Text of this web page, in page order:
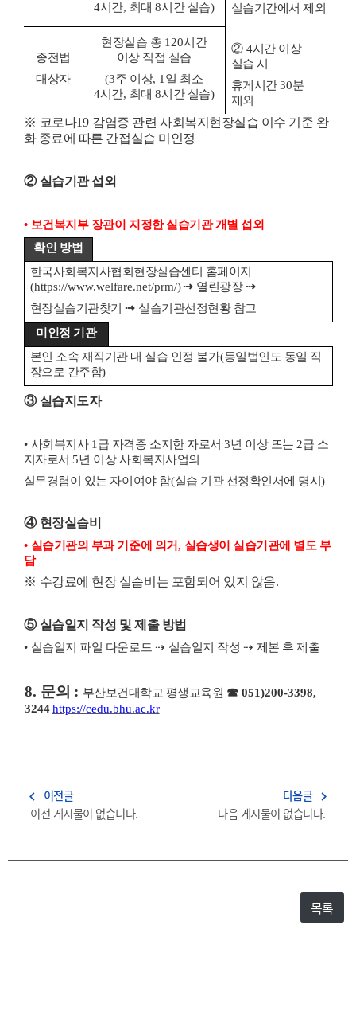
4시간, 최대8시간 실습)
실습기간에서 제외
② 4시간 이상
실습 시
휴게시간30분
제외
종전법
대상자
현장실습 총 120시간
이상 직접 실습
(3주 이상, 1일 최소
4시간, 최대8시간 실습)
※ 코로나19 감염증 관련 사회복지현장실습 이수 기준 완
화 종료에 따른 간접실습 미인정
② 실습기관 섭외
• 보건복지부 장관이 지정한 실습기관 개별 섭외
확인 방법
한국사회복지사협회 현장실습센터 홈페이지
(https://www.welfare.net/prm/)⇢ 열린광장⇢
현장실습기관찾기⇢ 실습기관선정현황 참고
미인정 기관
본인 소속 재직기관 내 실습 인정 불가(동일법인도 동일 직
장으로 간주함)
③ 실습지도자
• 사회복지사 1급 자격증 소지한 자로서3년 이상 또는2급 소
지자로서 5년 이상 사회복지사업의
실무경험이 있는 자이여야 함(실습 기관 선정확인서에 명시)
④ 현장실습비
• 실습기관의 부과 기준에 의거, 실습생이 실습기관에 별도 부
담
※ 수강료에 현장 실습비는 포함되어 있지 않음.
⑤ 실습일지 작성 및 제출 방법
• 실습일지 파일 다운로드 ⇢ 실습일지 작성 ⇢ 제본 후 제출
8. 문의 : 부산보건대학교 평생교육원 ☎ 051)200-3398,
3244https://cedu.bhu.ac.kr
navigate_before 이전글
이전 게시물이 없습니다.
다음글 navigate_next
다음 게시물이 없습니다.
목록